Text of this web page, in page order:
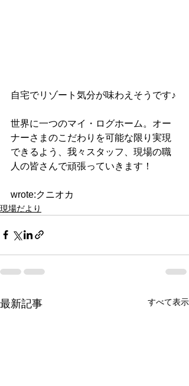
自宅でリゾート気分が味わえそうです♪
世界に一つのマイ・ログホーム。オー
ナーさまのこだわりを可能な限り実現
できるよう、我々スタッフ、現場の職
人の皆さんで頑張っていきます！
wrote:クニオカ
現場だより
最新記事 すべて表示